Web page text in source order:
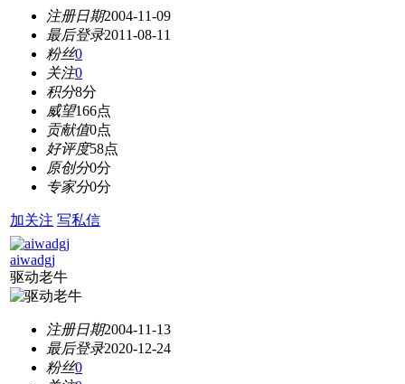
注册日期2004-11-09
最后登录2011-08-11
粉丝0
关注0
积分8分
威望166点
贡献值0点
好评度58点
原创分0分
专家分0分
加关注 写私信
aiwadgj
驱动老牛
注册日期2004-11-13
最后登录2020-12-24
粉丝0